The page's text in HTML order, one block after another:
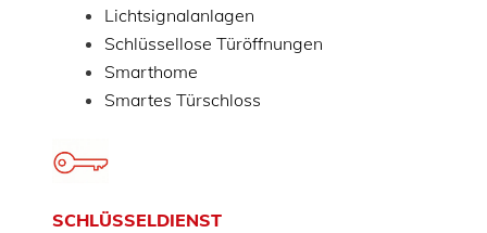
Lichtsignalanlagen
Schlüssellose Türöffnungen
Smarthome
Smartes Türschloss
SCHLÜSSELDIENST